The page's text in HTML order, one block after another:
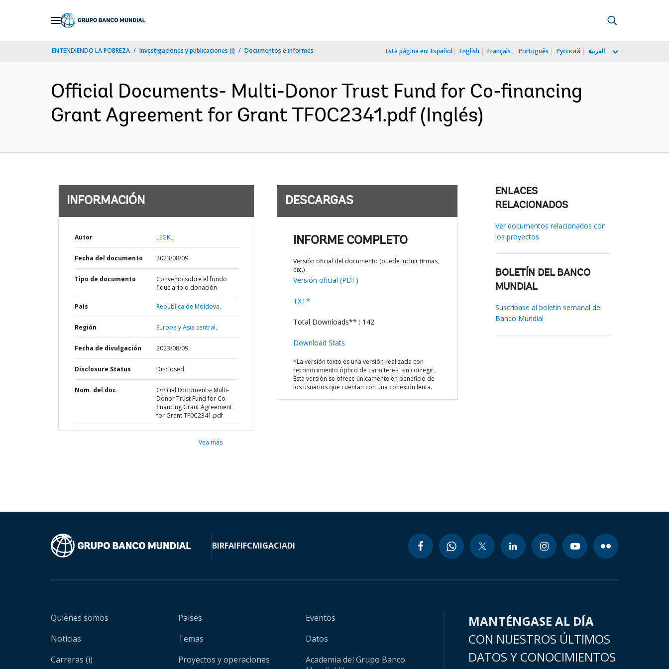
ENTENDIENDO LA POBREZA Investigaciones y publicaciones (i) Documentos e informes Esta página en: Español English Français Português Русский العربية
Official Documents- Multi-Donor Trust Fund for Co-financing
Grant Agreement for Grant TF0C2341.pdf (Inglés)
INFORMACIÓN
Autor LEGKL;
Fecha del documento 2023/08/09
Tipo de documento
Convenio sobre el fondo
fiduciario o donación
País República de Moldova,
Región Europa y Asia central,
Fecha de divulgación 2023/08/09
Disclosure Status Disclosed
Nom. del doc.
Official Documents- Multi-
Donor Trust Fund for Co-
financing Grant Agreement
for Grant TF0C2341.pdf
Vea más
DESCARGAS
INFORME COMPLETO
Versión oficial del documento (puede incluir firmas,
etc.)
Versión oficial (PDF)
TXT*
Total Downloads** : 142
Download Stats
*La versión texto es una versión realizada con
reconocimiento óptico de caracteres, sin corregir.
Esta versión se ofrece únicamente en beneficio de
los usuarios que cuentan con una conexión lenta.
ENLACES
RELACIONADOS
Ver documentos relacionados con
los proyectos
BOLETÍN DEL BANCO
MUNDIAL
Suscríbase al boletín semanal del
Banco Mundial
BIRFAIFIFCMIGACIADI
Quiénes somos
Noticias
Carreras (i)
Países
Temas
Proyectos y operaciones
Eventos
Datos
Academia del Grupo Banco
MANTÉNGASE AL DÍA
CON NUESTROS ÚLTIMOS
DATOS Y CONOCIMIENTOS